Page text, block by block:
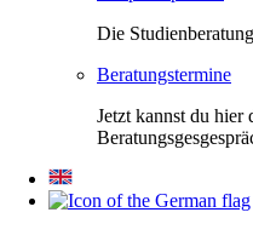
Die
Beratungstermine
Jetzt kannst du hier